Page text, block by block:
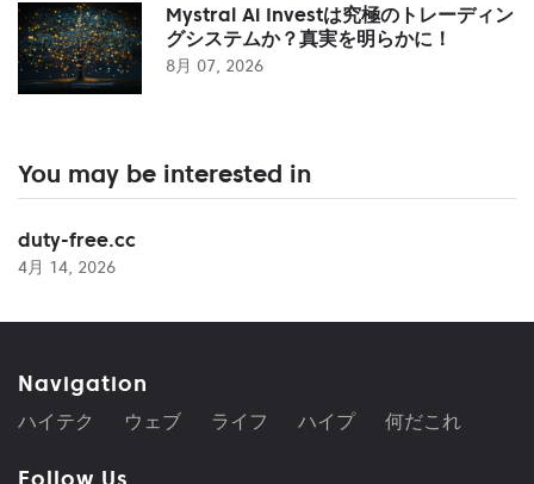
Mystral Ai Investは究極のトレーディン
グシステムか？真実を明らかに！
8月 07, 2026
You may be interested in
duty-free.cc
4月 14, 2026
Navigation
ハイテク ウェブ ライフ ハイプ 何だこれ
Follow Us